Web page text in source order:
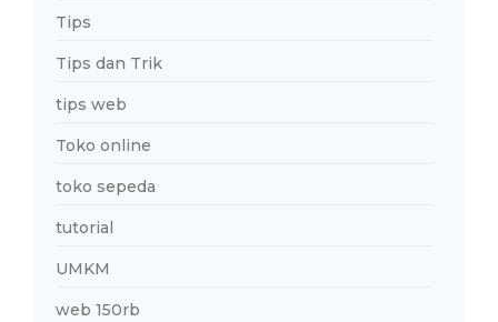
Tips
Tips dan Trik
tips web
Toko online
toko sepeda
tutorial
UMKM
web 150rb